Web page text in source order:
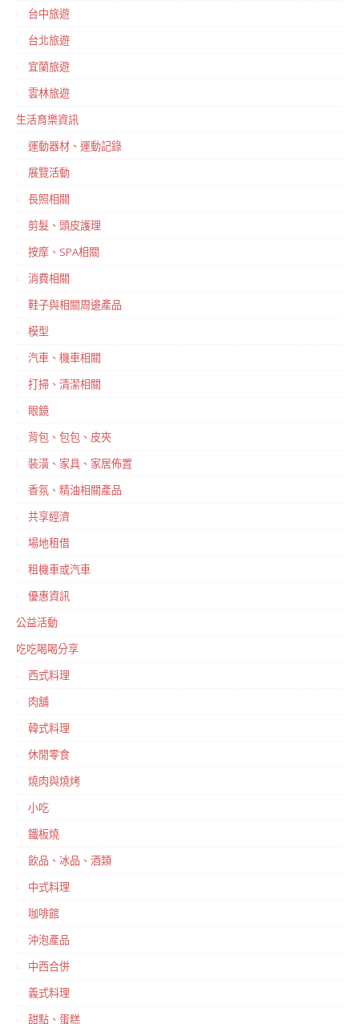
台中旅遊
台北旅遊
宜蘭旅遊
雲林旅遊
生活育樂資訊
運動器材、運動記錄
展覽活動
長照相關
剪髮、頭皮護理
按摩、SPA相關
消費相關
鞋子與相關周邊產品
模型
汽車、機車相關
打掃、清潔相關
眼鏡
背包、包包、皮夾
裝潢、家具、家居佈置
香氛、精油相關產品
共享經濟
場地租借
租機車或汽車
優惠資訊
公益活動
吃吃喝喝分享
西式料理
肉舖
韓式料理
休閒零食
燒肉與燒烤
小吃
鐵板燒
飲品、冰品、酒類
中式料理
咖啡館
沖泡產品
中西合併
義式料理
甜點、蛋糕